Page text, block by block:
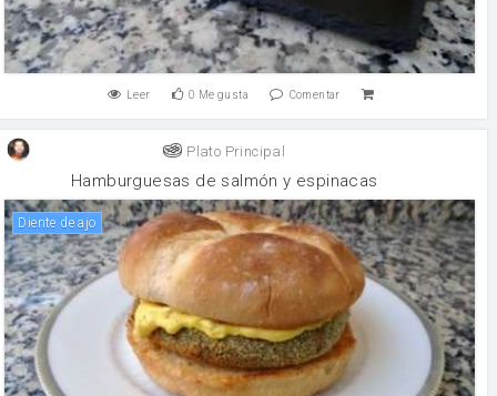
Leer 0 Me gusta Comentar
Plato Principal
Hamburguesas de salmón y espinacas
Diente de ajo